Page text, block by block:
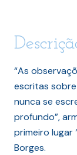
“As
escritas sobre
nunca se
profundo”,
primeiro lugar
Borges.